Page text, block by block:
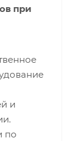
при
и
по